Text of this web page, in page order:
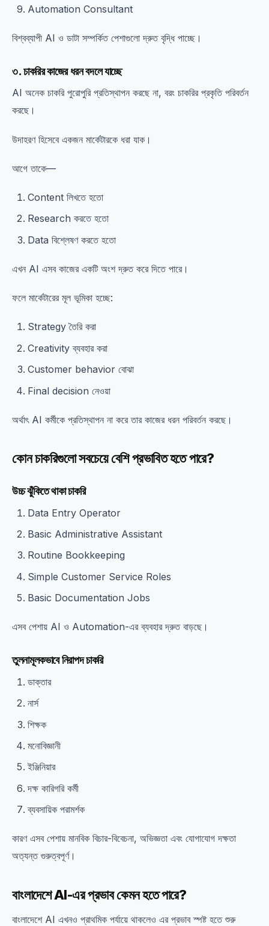
Automation Consultant
বিশ্বব্যাপী AI ও ডাটা সম্পর্কিত পেশাগুলো দ্রুত বৃদ্ধি পাচ্ছে।
৩. চাকরির কাজের ধরন বদলে যাচ্ছে
AI অনেক চাকরি পুরোপুরি প্রতিস্থাপন করছে না, বরং চাকরির প্রকৃতি পরিবর্তন
করছে।
উদাহরণ হিসেবে একজন মার্কেটারকে ধরা যাক।
আগে তাকে—
Content লিখতে হতো
Research করতে হতো
Data বিশ্লেষণ করতে হতো
এখন AI এসব কাজের একটি অংশ দ্রুত করে দিতে পারে।
ফলে মার্কেটারের মূল ভূমিকা হচ্ছে:
Strategy তৈরি করা
Creativity ব্যবহার করা
Customer behavior বোঝা
Final decision নেওয়া
অর্থাৎ AI কর্মীকে প্রতিস্থাপন না করে তার কাজের ধরন পরিবর্তন করছে।
কোন চাকরিগুলো সবচেয়ে বেশি প্রভাবিত হতে পারে?
উচ্চ ঝুঁকিতে থাকা চাকরি
Data Entry Operator
Basic Administrative Assistant
Routine Bookkeeping
Simple Customer Service Roles
Basic Documentation Jobs
এসব পেশায় AI ও Automation-এর ব্যবহার দ্রুত বাড়ছে।
তুলনামূলকভাবে নিরাপদ চাকরি
ডাক্তার
নার্স
শিক্ষক
মনোবিজ্ঞানী
ইঞ্জিনিয়ার
দক্ষ কারিগরি কর্মী
ব্যবসায়িক পরামর্শক
কারণ এসব পেশায় মানবিক বিচার-বিবেচনা, অভিজ্ঞতা এবং যোগাযোগ দক্ষতা
অত্যন্ত গুরুত্বপূর্ণ।
বাংলাদেশে AI-এর প্রভাব কেমন হতে পারে?
বাংলাদেশে AI এখনও প্রাথমিক পর্যায়ে থাকলেও এর প্রভাব স্পষ্ট হতে শুরু